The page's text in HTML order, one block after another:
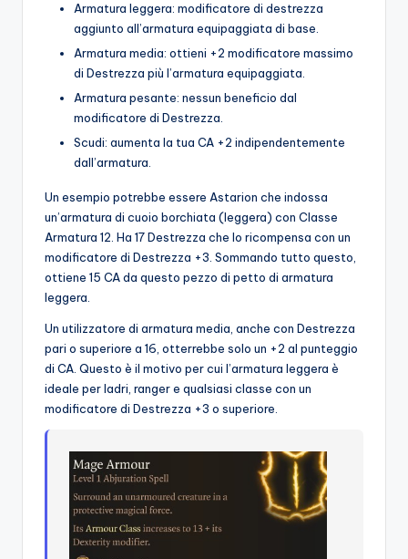
Armatura leggera: modificatore di destrezza
aggiunto all’armatura equipaggiata di base.
Armatura media: ottieni +2 modificatore massimo
di Destrezza più l’armatura equipaggiata.
Armatura pesante: nessun beneficio dal
modificatore di Destrezza.
Scudi: aumenta la tua CA +2 indipendentemente
dall’armatura.
Un esempio potrebbe essere Astarion che indossa
un’armatura di cuoio borchiata (leggera) con Classe
Armatura 12. Ha 17 Destrezza che lo ricompensa con un
modificatore di Destrezza +3. Sommando tutto questo,
ottiene 15 CA da questo pezzo di petto di armatura
leggera.
Un utilizzatore di armatura media, anche con Destrezza
pari o superiore a 16, otterrebbe solo un +2 al punteggio
di CA. Questo è il motivo per cui l’armatura leggera è
ideale per ladri, ranger e qualsiasi classe con un
modificatore di Destrezza +3 ​​o superiore.